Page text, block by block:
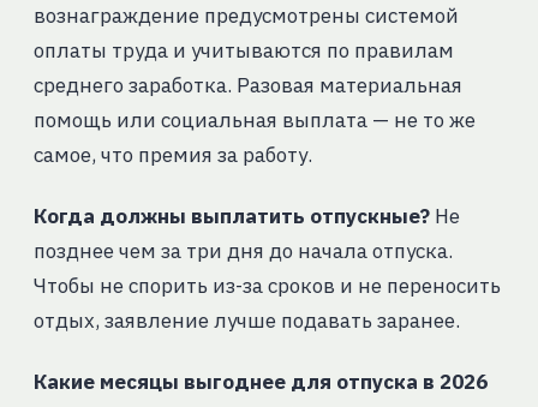
вознаграждение предусмотрены системой
оплаты труда и учитываются по правилам
среднего заработка. Разовая материальная
помощь или социальная выплата — не то же
самое, что премия за работу.
Когда должны выплатить отпускные?Не
позднее чем за три дня до начала отпуска.
Чтобы не спорить из-за сроков и не переносить
отдых, заявление лучше подавать заранее.
Какие месяцы выгоднее для отпуска в 2026